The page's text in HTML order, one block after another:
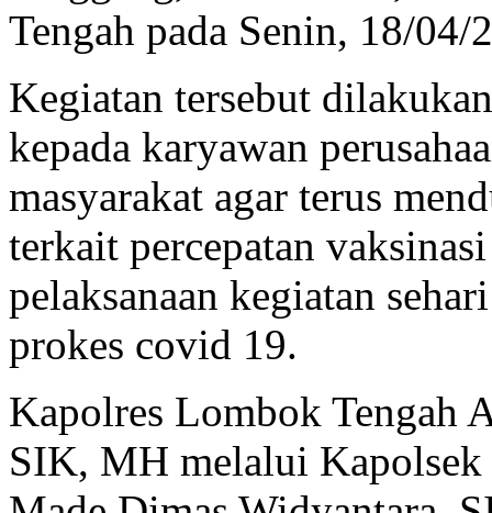
Tengah pada Senin, 18/
Kegiatan tersebut
kepada karyawan
masyarakat agar terus
terkait percepatan
pelaksanaan kegiatan
prokes covid 19.
Kapolres Lombok Tengah
SIK, MH melalui